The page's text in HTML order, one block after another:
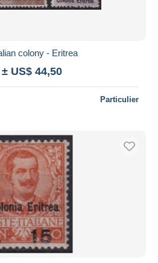
colony - Eritrea
± US$ 44,50
Particulier